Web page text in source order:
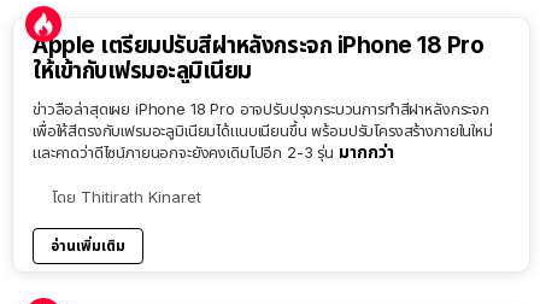
Apple เตรียมปรับสีฝาหลังกระจก iPhone 18 Pro
ให้เข้ากับเฟรมอะลูมิเนียม
ข่าวลือล่าสุดเผย iPhone 18 Pro อาจปรับปรุงกระบวนการทำสีฝาหลังกระจก
เพื่อให้สีตรงกับเฟรมอะลูมิเนียมได้แนบเนียนขึ้น พร้อมปรับโครงสร้างภายในใหม่
และคาดว่าดีไซน์ภายนอกจะยังคงเดิมไปอีก 2-3 รุ่น มากกว่า
โดย Thitirath Kinaret
อ่านเพิ่มเติม